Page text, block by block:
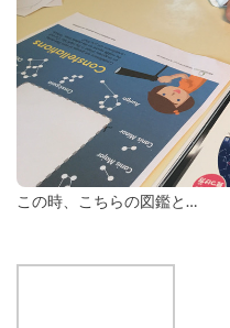
この時、こちらの図鑑と…